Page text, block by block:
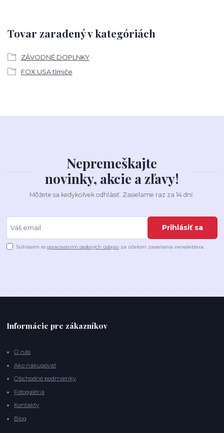
Tovar zaradený v kategóriách
ZÁVODNÉ DOPLNKY
FOX USA tlmiče
Nepremeškajte
novinky, akcie a zľavy!
Môžete sa kedykoľvek odhlásiť. Zasielame raz za 14 dní.
Prihlásiť sa
Súhlasím sospracovaním osobných údajov za účelom zasielania newslettera.
Informácie pre zákazníkov
O nás
Ako nakupovať
Obchodné podmienky
Fotogaléria
Kontakty
Blog